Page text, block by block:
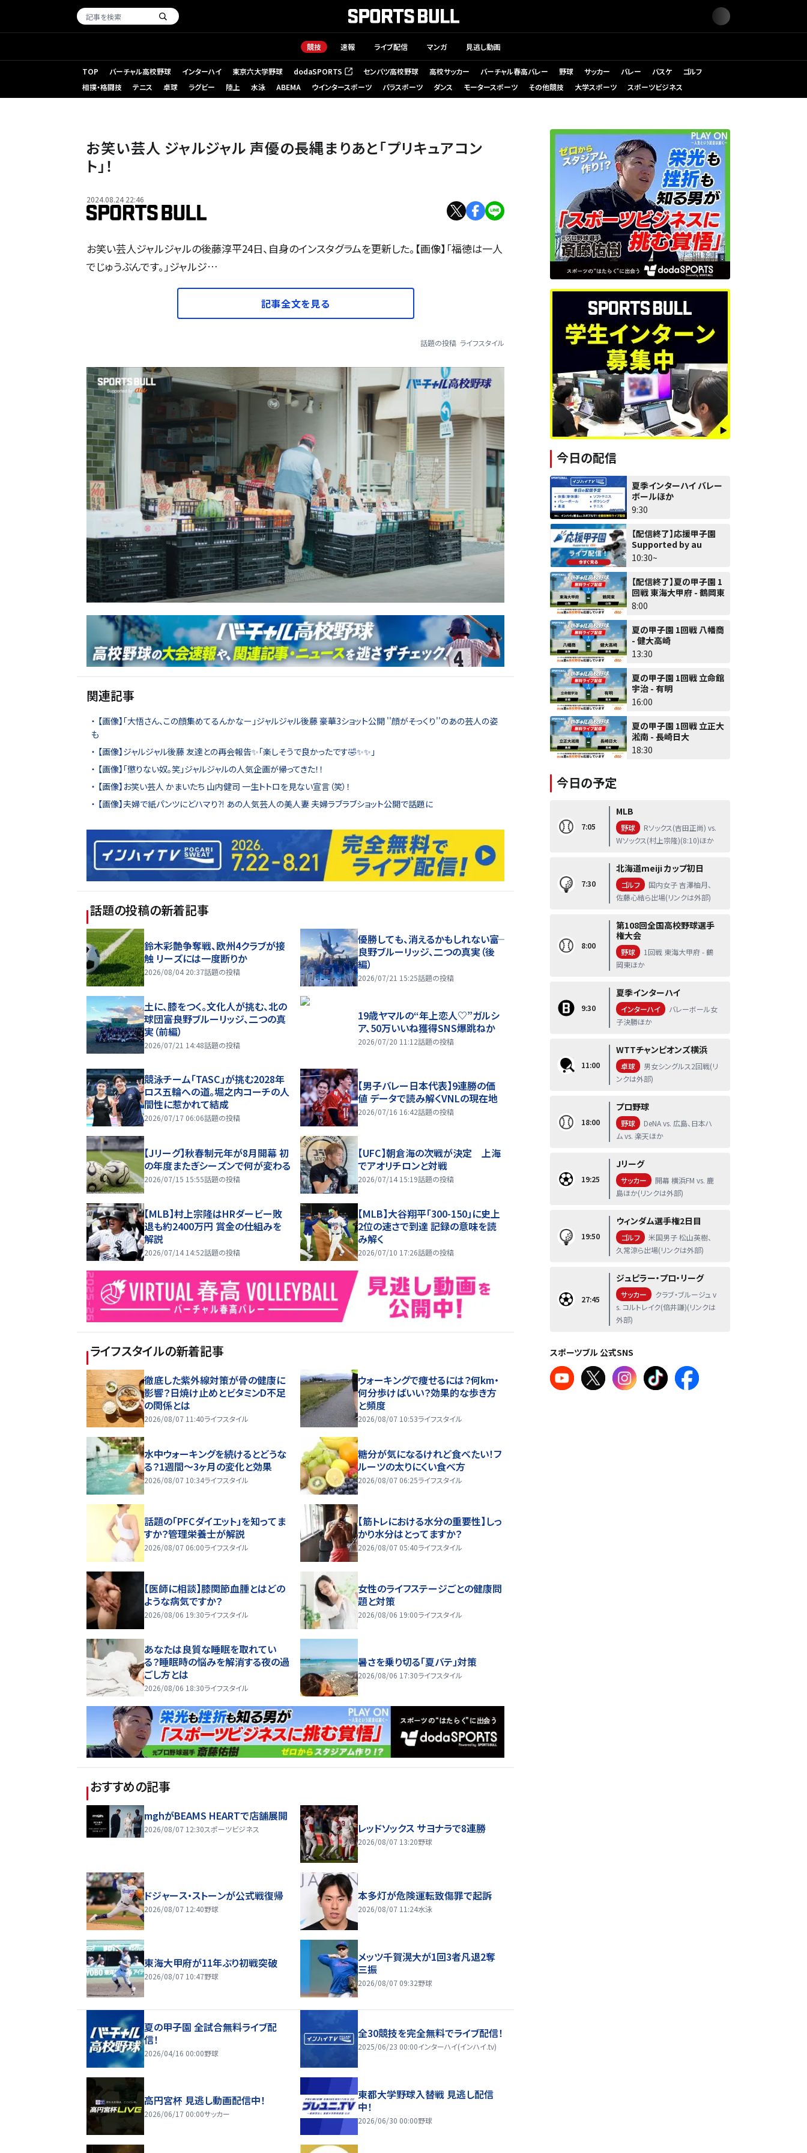
競技 速報 ライブ配信 マンガ 見逃し動画
TOP バーチャル高校野球 インターハイ 東京六大学野球 dodaSPORTS
（新しいタブで開く） センバツ高校野球 高校サッカー バーチャル春高バレー 野球 サッカー バレー バスケ
ゴルフ
相撲・格闘技
テニス 卓球 ラグビー 陸上 水泳 ABEMA ウインタースポーツ パラスポーツ ダンス モータースポーツ その他競技 大学スポーツ スポーツビジネス
お笑い芸人 ジャルジャル 声優の長縄まりあと「プリキュアコン
ト」！
2024.08.24 22:46
お笑い芸人ジャルジャルの後藤淳平24日、自身のインスタグラムを更新した。【画像】「福徳は一人
でじゅうぶんです。」ジャルジ…
記事全文を見る
話題の投稿 ライフスタイル
関連記事
【画像】「大悟さん、この顔集めてるんかなー」ジャルジャル後藤 豪華3ショット公開 ''顔がそっくり''のあの芸人の姿
も
【画像】ジャルジャル後藤 友達との再会報告✨「楽しそうで良かったです🤣✨✨」
【画像】「懲りない奴。笑」ジャルジャルの人気企画が帰ってきた！！
【画像】お笑い芸人 かまいたち 山内健司 一生トトロを見ない宣言（笑）！
【画像】夫婦で紙パンツにどハマり⁈ あの人気芸人の美人妻 夫婦ラブラブショット公開で話題に
話題の投稿の新着記事
鈴木彩艶争奪戦、欧州4クラブが接
触 リーズには一度断りか
2026/08/04 20:37話題の投稿
優勝しても、消えるかもしれない――富
良野ブルーリッジ、二つの真実（後
編）
2026/07/21 15:25話題の投稿
土に、膝をつく。文化人が挑む、北の
球団――富良野ブルーリッジ、二つの真
実（前編）
2026/07/21 14:48話題の投稿
19歳ヤマルの“年上恋人♡”ガルシ
ア、50万いいね獲得SNS爆跳ねか
2026/07/20 11:12話題の投稿
競泳チーム「TASC」が挑む2028年
ロス五輪への道。堀之内コーチの人
間性に惹かれて結成
2026/07/17 06:06話題の投稿
【男子バレー日本代表】9連勝の価
値 データで読み解くVNLの現在地
2026/07/16 16:42話題の投稿
【Jリーグ】秋春制元年が8月開幕 初
の年度またぎシーズンで何が変わる
2026/07/15 15:55話題の投稿
【UFC】朝倉海の次戦が決定 上海
でアオリチロンと対戦
2026/07/14 15:19話題の投稿
【MLB】村上宗隆はHRダービー敗
退も約2400万円 賞金の仕組みを
解説
2026/07/14 14:52話題の投稿
【MLB】大谷翔平「300-150」に史上
2位の速さで到達 記録の意味を読
み解く
2026/07/10 17:26話題の投稿
ライフスタイルの新着記事
徹底した紫外線対策が骨の健康に
影響？日焼け止めとビタミンD不足
の関係とは
2026/08/07 11:40ライフスタイル
ウォーキングで痩せるには？何km・
何分歩けばいい？効果的な歩き方
と頻度
2026/08/07 10:53ライフスタイル
水中ウォーキングを続けるとどうな
る？1週間～3ヶ月の変化と効果
2026/08/07 10:34ライフスタイル
糖分が気になるけれど食べたい！フ
ルーツの太りにくい食べ方
2026/08/07 06:25ライフスタイル
話題の「PFCダイエット」を知ってま
すか？管理栄養士が解説
2026/08/07 06:00ライフスタイル
【筋トレにおける水分の重要性】しっ
かり水分はとってますか？
2026/08/07 05:40ライフスタイル
【医師に相談】膝関節血腫とはどの
ような病気ですか？
2026/08/06 19:30ライフスタイル
女性のライフステージごとの健康問
題と対策
2026/08/06 19:00ライフスタイル
あなたは良質な睡眠を取れてい
る？睡眠時の悩みを解消する夜の過
ごし方とは
2026/08/06 18:30ライフスタイル
暑さを乗り切る「夏バテ」対策
2026/08/06 17:30ライフスタイル
おすすめの記事
mghがBEAMS HEARTで店舗展開
2026/08/07 12:30スポーツビジネス レッドソックス サヨナラで8連勝
2026/08/07 13:20野球
ドジャース・ストーンが公式戦復帰
2026/08/07 12:40野球
本多灯が危険運転致傷罪で起訴
2026/08/07 11:24水泳
東海大甲府が11年ぶり初戦突破
2026/08/07 10:47野球
メッツ千賀滉大が1回3者凡退2奪
三振
2026/08/07 09:32野球
夏の甲子園 全試合無料ライブ配
信！
2026/04/16 00:00野球
全30競技を完全無料でライブ配信！
2025/06/23 00:00インターハイ(インハイ.tv)
高円宮杯 見逃し動画配信中！
2026/06/17 00:00サッカー
東都大学野球入替戦 見逃し配信
中！
2026/06/30 00:00野球
今日の配信
夏季インターハイ バレー
ボールほか
9:30
【配信終了】応援甲子園
Supported by au
10:30~
【配信終了】夏の甲子園 1
回戦 東海大甲府 - 鶴岡東
8:00
夏の甲子園 1回戦 八幡商
- 健大高崎
13:30
夏の甲子園 1回戦 立命館
宇治 - 有明
16:00
夏の甲子園 1回戦 立正大
淞南 - 長崎日大
18:30
今日の予定
7:05
MLB
野球
Rソックス(吉田正尚) vs.
Wソックス(村上宗隆)(8:10)ほか
7:30
北海道meiji カップ初日
ゴルフ
国内女子 吉澤柚月、
佐藤心結ら出場(リンクは外部)
8:00
第108回全国高校野球選手
権大会
野球
1回戦 東海大甲府 - 鶴
岡東ほか
9:30
夏季インターハイ
インターハイ
バレーボール女
子決勝ほか
11:00
WTTチャンピオンズ横浜
卓球
男女シングルス2回戦(リ
ンクは外部)
18:00
プロ野球
野球
DeNA vs. 広島、日本ハ
ム vs. 楽天ほか
19:25
Jリーグ
サッカー
開幕 横浜FM vs. 鹿
島ほか(リンクは外部)
19:50
ウィンダム選手権2日目
ゴルフ
米国男子 松山英樹、
久常涼ら出場(リンクは外部)
27:45
ジュピラー・プロ・リーグ
サッカー
クラブ・ブルージュ v
s. コルトレイク(倍井謙)(リンクは
外部)
スポーツブル 公式SNS